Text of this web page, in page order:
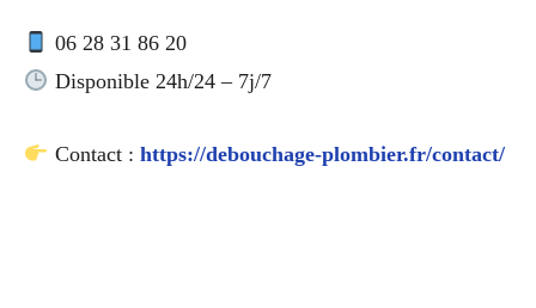
06 28 31 86 20
Disponible 24h/24 – 7j/7
Contact : https://debouchage-plombier.fr/contact/